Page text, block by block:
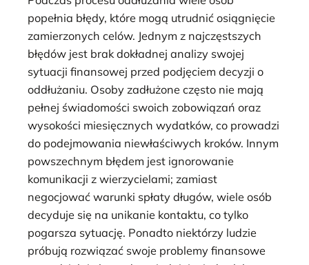
popełnia błędy, które mogą utrudnić osiągnięcie
zamierzonych celów. Jednym z najczęstszych
błędów jest brak dokładnej analizy swojej
sytuacji finansowej przed podjęciem decyzji o
oddłużaniu. Osoby zadłużone często nie mają
pełnej świadomości swoich zobowiązań oraz
wysokości miesięcznych wydatków, co prowadzi
do podejmowania niewłaściwych kroków. Innym
powszechnym błędem jest ignorowanie
komunikacji z wierzycielami; zamiast
negocjować warunki spłaty długów, wiele osób
decyduje się na unikanie kontaktu, co tylko
pogarsza sytuację. Ponadto niektórzy ludzie
próbują rozwiązać swoje problemy finansowe